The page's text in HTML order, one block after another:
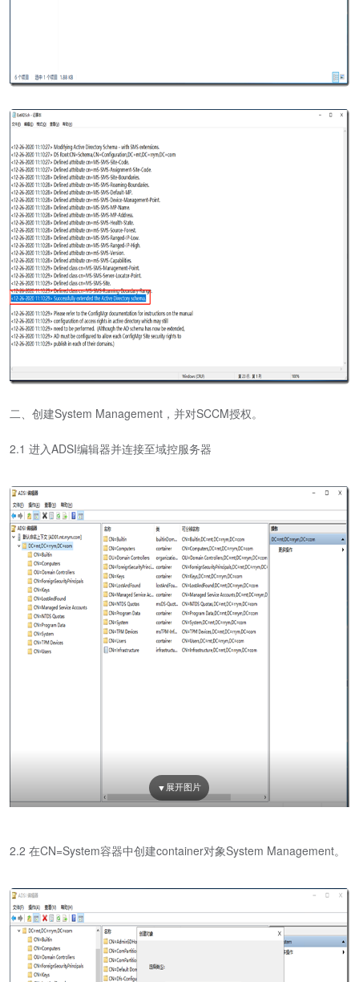
二、创建System Management，并对SCCM授权。
2.1 进入ADSI编辑器并连接至域控服务器
2.2 在CN=System容器中创建container对象System Management。